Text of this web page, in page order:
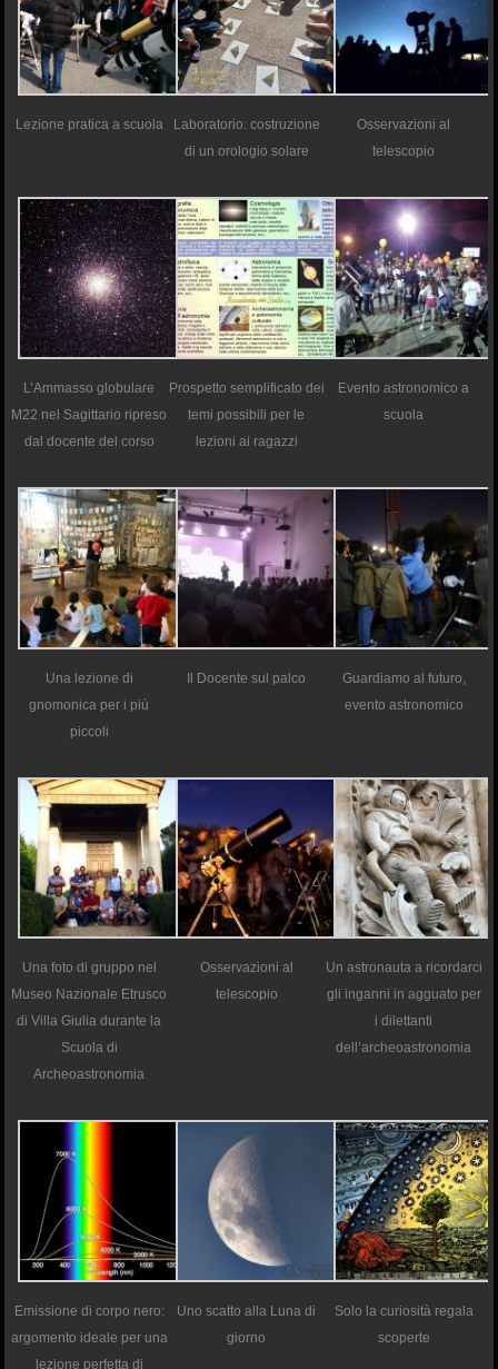
Lezione pratica a scuola
Laboratorio: costruzione
di un orologio solare
Osservazioni al
telescopio
L’Ammasso globulare
M22 nel Sagittario ripreso
dal docente del corso
Prospetto semplificato dei
temi possibili per le
lezioni ai ragazzi
Evento astronomico a
scuola
Una lezione di
gnomonica per i più
piccoli
Il Docente sul palco
Guardiamo al futuro,
evento astronomico
Una foto di gruppo nel
Museo Nazionale Etrusco
di Villa Giulia durante la
Scuola di
Archeoastronomia
Osservazioni al
telescopio
Un astronauta a ricordarci
gli inganni in agguato per
i dilettanti
dell’archeoastronomia
Emissione di corpo nero:
argomento ideale per una
lezione perfetta di
Uno scatto alla Luna di
giorno
Solo la curiosità regala
scoperte